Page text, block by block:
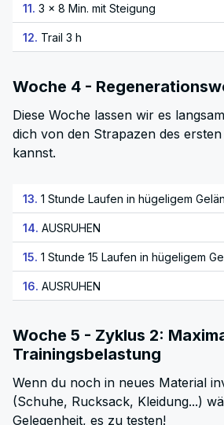
11. 3 × 8 Min. mit Steigung
12. Trail 3 h
Woche 4 -
Diese Woche lassen wir es
dich von den Strapazen des
kannst.
13. 1 Stunde Laufen in hügeligem
14. AUSRUHEN
15. 1 Stunde 15 Laufen in hügeligem
16. AUSRUHEN
Woche 5 - Zyklus 2:
Trainingsbelastung
Wenn du noch in neues Material
(Schuhe, Rucksack, Kleidung...)
Gelegenheit, es zu testen!